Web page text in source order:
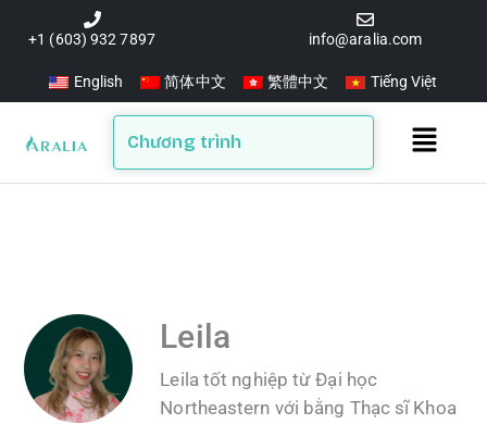
+1 (603) 932 7897 info@aralia.com
English 简体中文 繁體中文 Tiếng Việt
Chương trình
Main
Leila
Leila tốt nghiệp từ Đại học
Northeastern với bằng Thạc sĩ Khoa